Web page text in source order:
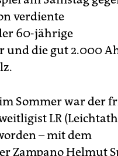
verdiente
60-jährige
und die gut 2.000
Sommer war der
LR
– mit dem
Zampano Helmut